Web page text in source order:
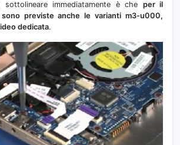
sottolineare immediatamente è che per il
previste anche le varianti m3-u000,
dedicata.